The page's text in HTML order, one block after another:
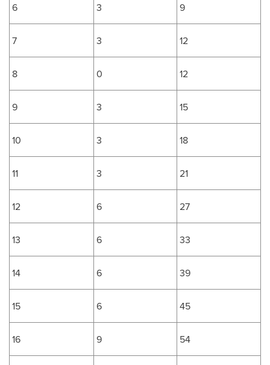
6 3 9
7 3 12
8 0 12
9 3 15
10 3 18
11 3 21
12 6 27
13 6 33
14 6 39
15 6 45
16 9 54